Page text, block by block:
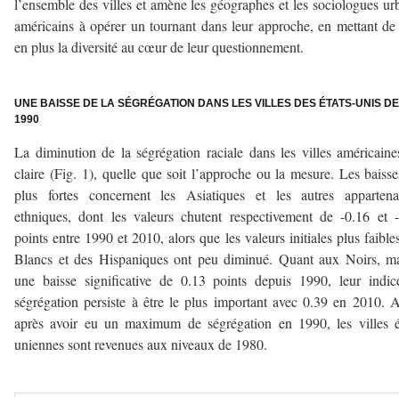
l’ensemble des villes et amène les géographes et les sociologues
américains à opérer un tournant dans leur approche, en mettant
en plus la diversité au cœur de leur questionnement.
UNE BAISSE DE LA SÉGRÉGATION DANS LES VILLES DES ÉTATS-UNIS
1990
La diminution de la ségrégation raciale dans les villes
claire (Fig. 1), quelle que soit l’approche ou la mesure. Les
plus fortes concernent les Asiatiques et les autres
ethniques, dont les valeurs chutent respectivement de -0.16 et
points entre 1990 et 2010, alors que les valeurs initiales plus
Blancs et des Hispaniques ont peu diminué. Quant aux Noirs,
une baisse significative de 0.13 points depuis 1990, leur
ségrégation persiste à être le plus important avec 0.39 en 2010.
après avoir eu un maximum de ségrégation en 1990, les villes
uniennes sont revenues aux niveaux de 1980.